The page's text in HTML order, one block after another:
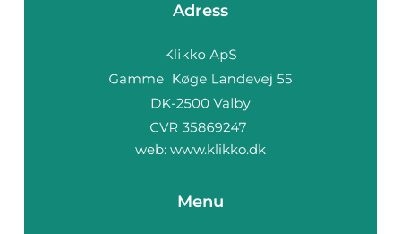
Adress
web: www.klikko.dk
Menu